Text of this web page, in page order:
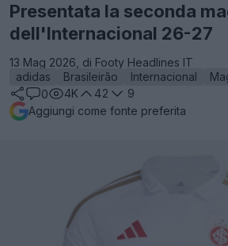
Presentata la seconda
dell'Internacional 26-27
13 Mag 2026, di Footy Headlines IT
adidas
Brasileirão Internacional
0
4K 42
9
Aggiungi come fonte preferita